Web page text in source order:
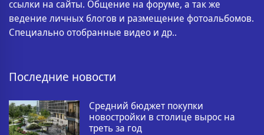
ссылки на сайты. Общение на форуме, а так же
ведение личных блогов и размещение фотоальбомов.
Специально отобранные видео и др..
Последние новости
Средний бюджет покупки
новостройки в столице вырос на
треть за год